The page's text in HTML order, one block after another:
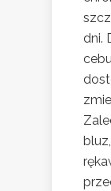
dni.